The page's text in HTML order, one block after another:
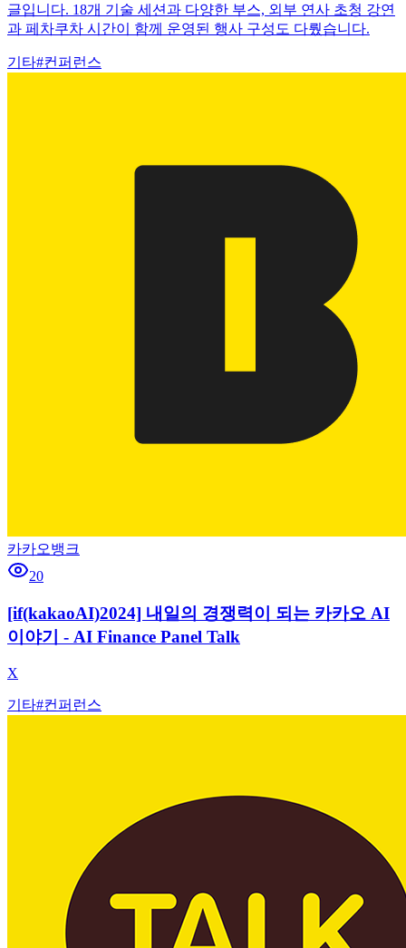
글입니다. 18개 기술 세션과 다양한 부스, 외부 연사 초청 강연
과 페차쿠차 시간이 함께 운영된 행사 구성도 다뤘습니다.
기타#컨퍼런스
카카오뱅크
20
[if(kakaoAI)2024] 내일의 경쟁력이 되는 카카오 AI
이야기 - AI Finance Panel Talk
X
기타#컨퍼런스